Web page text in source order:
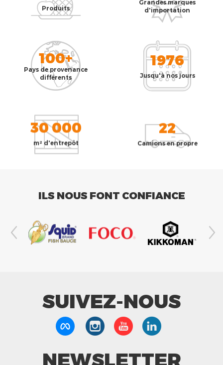
Produits
Grandes marques
d'importation
100+
Pays de provenance
différents
1976
Jusqu'à nos jours
30 000
m² d'entrepôt
22
Camions en propre
ILS NOUS FONT CONFIANCE
SUIVEZ-NOUS
NEWSLETTER